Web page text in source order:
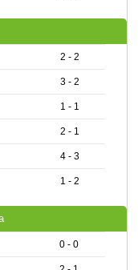
2 - 2
3 - 2
1 - 1
2 - 1
4 - 3
1 - 2
0 - 0